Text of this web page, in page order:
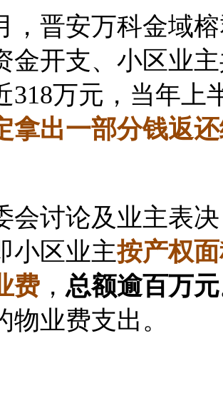
，晋安万科金域
金开支、小区业
318万元，当年上
拿出一部分钱返
会讨论及业主表
小区业主按产权
费 ， 总额逾百万元
物业费支出。